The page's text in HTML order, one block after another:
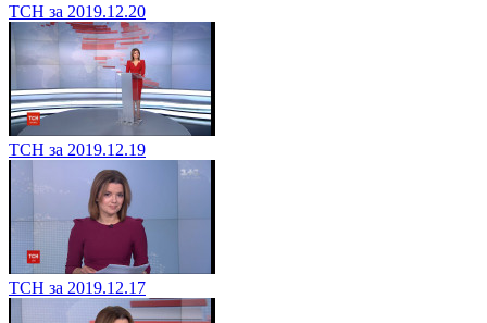
ТСН за 2019.12.20
ТСН за 2019.12.19
ТСН за 2019.12.17